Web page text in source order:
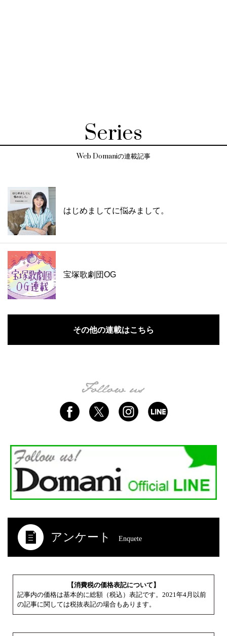
Series
Web Domaniの連載記事
はじめましてに悩みまして。
宝塚歌劇団OG
その他の連載はこちら
アンケート Enquete
【消費税の価格表記について】
記事内の価格は基本的に総額（税込）表記です。2021年4月以前
の記事に関しては税抜表記の場合もあります。